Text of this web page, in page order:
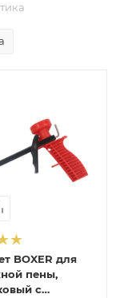
BOXER для
пены,
с